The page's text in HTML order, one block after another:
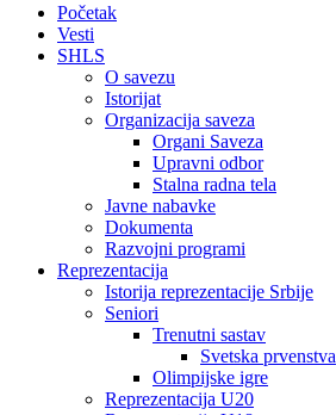
Početak
Vesti
SHLS
O savezu
Istorijat
Organizacija saveza
Organi Saveza
Upravni odbor
Stalna radna tela
Javne nabavke
Dokumenta
Razvojni programi
Reprezentacija
Istorija reprezentacije Srbije
Seniori
Trenutni sastav
Svetska prvenstva
Olimpijske igre
Reprezentacija U20